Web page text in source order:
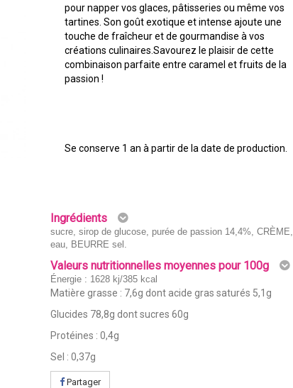
pour napper vos glaces, pâtisseries ou même vos
tartines. Son goût exotique et intense ajoute une
touche de fraîcheur et de gourmandise à vos
créations culinaires.Savourez le plaisir de cette
combinaison parfaite entre caramel et fruits de la
passion !
Se conserve 1 an à partir de la date de production.
Ingrédients
sucre, sirop de glucose, purée de passion 14,4%, CRÈME,
eau, BEURRE sel.
Valeurs nutritionnelles moyennes pour 100g
Énergie : 1628 kj/385 kcal
Matière grasse : 7,6g dont acide gras saturés 5,1g
Glucides 78,8g dont sucres 60g
Protéines : 0,4g
Sel : 0,37g
Partager